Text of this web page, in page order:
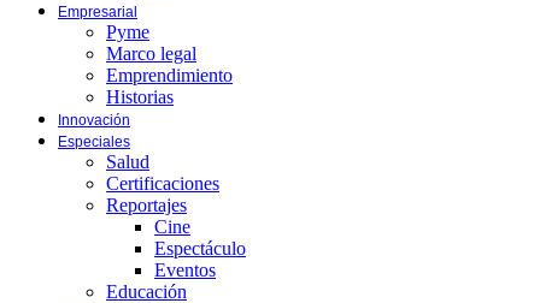
Empresarial
Pyme
Marco legal
Emprendimiento
Historias
Innovación
Especiales
Salud
Certificaciones
Reportajes
Cine
Espectáculo
Eventos
Educación